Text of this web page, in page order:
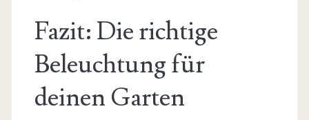
Fazit: Die richtige
Beleuchtung für
deinen Garten